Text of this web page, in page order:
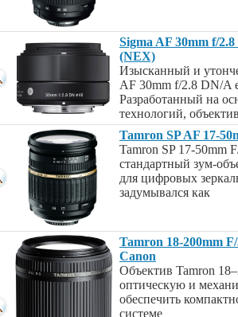
Sigma AF 30mm f/
(NEX)
Изысканный и
AF 30mm f/2.8 DN/A
Разработанный на
технологий, объектив
Tamron SP AF 17-
Tamron SP 17-50mm
стандартный зум-
для цифровых
задумывался как
Tamron 18-200mm
Canon
Объектив Tamron
оптическую и
обеспечить
системе